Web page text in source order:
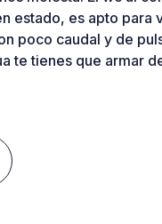
estado, es apto para
poco caudal y de
te tienes que armar